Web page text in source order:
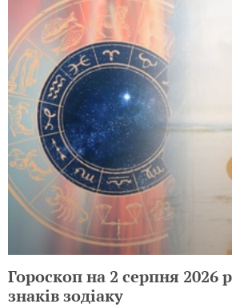
Гороскоп на 2 серпня 2026
знаків зодіаку